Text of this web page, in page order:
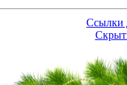
Ссылки